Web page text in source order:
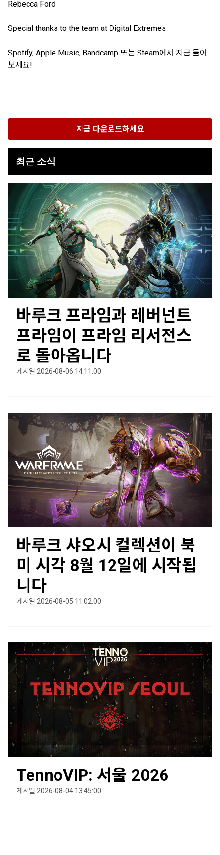
Rebecca Ford
Special thanks to the team at Digital Extremes
Spotify, Apple Music, Bandcamp 또는 Steam에서 지금 들어
보세요!
지금 다운로드하세요
최근 소식
바루크 프라임과 레버넌트
프라임이 프라임 리서전스
로 돌아옵니다
게시일 2026-08-06 14:11:00
바루크 샤오시 컬렉션이 북
미 시각 8월 12일에 시작됩
니다
게시일 2026-08-05 11:02:00
TennoVIP: 서울 2026
게시일 2026-08-04 13:45:00